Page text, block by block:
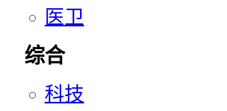
医卫
综合
科技